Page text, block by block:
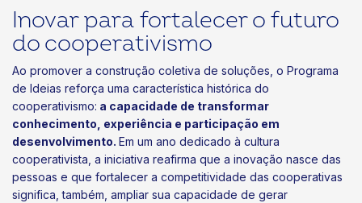
Inovar para fortalecer o futuro
do cooperativismo
Ao promover a construção coletiva de soluções, o Programa
de Ideias reforça uma característica histórica do
cooperativismo: a capacidade de transformar
conhecimento, experiência e participação em
desenvolvimento. Em um ano dedicado à cultura
cooperativista, a iniciativa reafirma que a inovação nasce das
pessoas e que fortalecer a competitividade das cooperativas
significa, também, ampliar sua capacidade de gerar